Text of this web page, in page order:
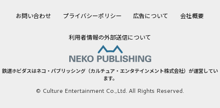
お問い合わせ プライバシーポリシー 広告について 会社概要
利用者情報の外部送信について
鉄道ホビダスはネコ・パブリッシング（カルチュア・エンタテインメント株式会社）が運営してい
ます。
© Culture Entertainment Co.,Ltd. All Rights Reserved.